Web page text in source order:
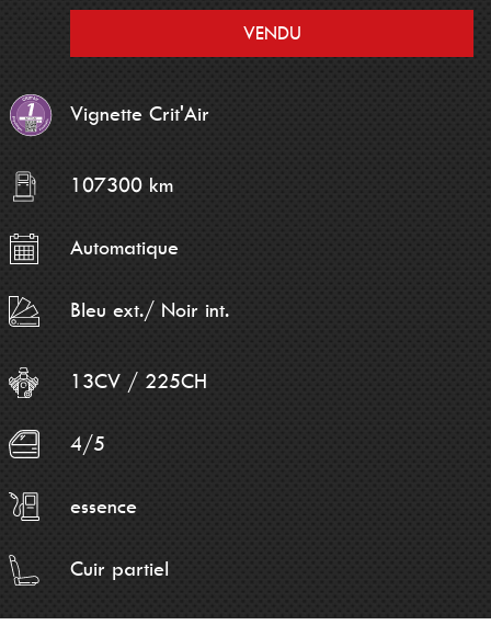
VENDU
Vignette Crit'Air
107300 km
Automatique
Bleu ext./ Noir int.
13CV / 225CH
4/5
essence
Cuir partiel